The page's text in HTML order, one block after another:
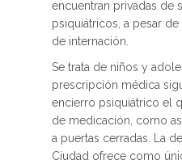
encuentran privadas de
psiquiátricos, a pesar
de internación.
Se trata de niños y
prescripción médica
encierro psiquiátrico el
de medicación, como
a puertas cerradas. La
Ciudad ofrece como